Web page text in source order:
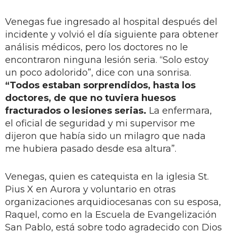
Venegas fue ingresado al hospital después del
incidente y volvió el día siguiente para obtener
análisis médicos, pero los doctores no le
encontraron ninguna lesión seria. “Solo estoy
un poco adolorido”, dice con una sonrisa.
“Todos estaban sorprendidos, hasta los
doctores, de que no tuviera huesos
fracturados o lesiones serias. La enfermara,
el oficial de seguridad y mi supervisor me
dijeron que había sido un milagro que nada
me hubiera pasado desde esa altura”.
Venegas, quien es catequista en la iglesia St.
Pius X en Aurora y voluntario en otras
organizaciones arquidiocesanas con su esposa,
Raquel, como en la Escuela de Evangelización
San Pablo, está sobre todo agradecido con Dios